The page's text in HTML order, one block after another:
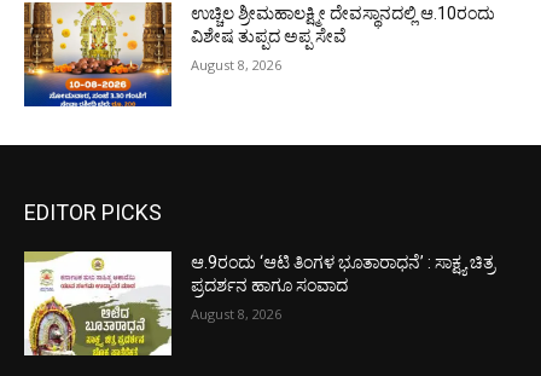
ಉಚ್ಚಿಲ ಶ್ರೀಮಹಾಲಕ್ಷ್ಮೀ ದೇವಸ್ಥಾನದಲ್ಲಿ ಆ.10ರಂದು
ವಿಶೇಷ ತುಪ್ಪದ ಅಪ್ಪ ಸೇವೆ
August 8, 2026
EDITOR PICKS
ಆ.9ರಂದು ‘ಆಟಿ ತಿಂಗಳ ಭೂತಾರಾಧನೆ’ : ಸಾಕ್ಷ್ಯ ಚಿತ್ರ
ಪ್ರದರ್ಶನ ಹಾಗೂ ಸಂವಾದ
August 8, 2026